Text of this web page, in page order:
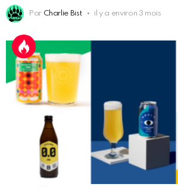
Par Charlie Bist il y a environ 3 mois